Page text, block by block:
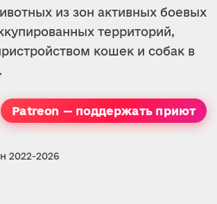
из зон активных боевых
территорий,
кошек и собак в
Patreon — поддержать приют
2022-2026